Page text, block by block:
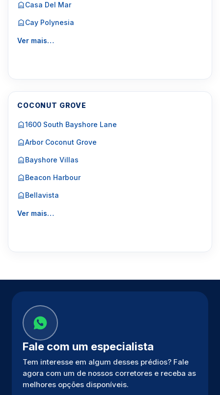
Casa Del Mar
Cay Polynesia
Ver mais…
COCONUT GROVE
1600 South Bayshore Lane
Arbor Coconut Grove
Bayshore Villas
Beacon Harbour
Bellavista
Ver mais…
Fale com um especialista
Tem interesse em algum desses prédios? Fale
agora com um de nossos corretores e receba as
melhores opções disponíveis.